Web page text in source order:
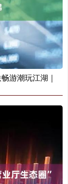
游潮玩江湖｜